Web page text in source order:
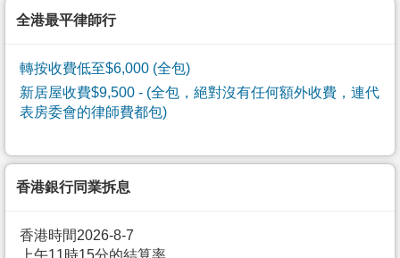
全港最平律師行
轉按收費低至$6,000 (全包)
新居屋收費$9,500 - (全包，絕對沒有任何額外收費，連代
表房委會的律師費都包)
香港銀行同業拆息
香港時間2026-8-7